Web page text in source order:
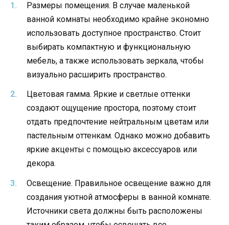
Размеры помещения. В случае маленькой
ванной комнаты необходимо крайне экономно
использовать доступное пространство. Стоит
выбирать компактную и функциональную
мебель, а также использовать зеркала, чтобы
визуально расширить пространство.
Цветовая гамма. Яркие и светлые оттенки
создают ощущение простора, поэтому стоит
отдать предпочтение нейтральным цветам или
пастельным оттенкам. Однако можно добавить
яркие акценты с помощью аксессуаров или
декора.
Освещение. Правильное освещение важно для
создания уютной атмосферы в ванной комнате.
Источники света должны быть расположены